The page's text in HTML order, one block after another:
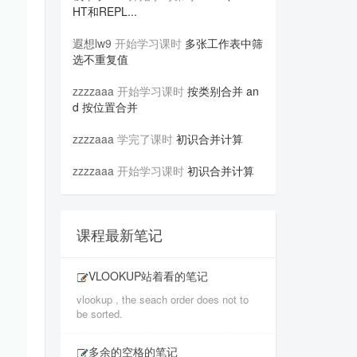
HT和REPL...
遐想lw9 开始学习课时 多张工作表中筛
选不重复值
zzzzaaa 开始学习课时 按类别合并 an
d 按位置合并
zzzzaaa 学完了课时 初识合并计算
zzzzaaa 开始学习课时 初识合并计算
课程最新笔记
VLOOKUP站着看的笔记
vlookup , the seach order does not to
be sorted.
多余的空格的笔记